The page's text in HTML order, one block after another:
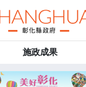
施政成果